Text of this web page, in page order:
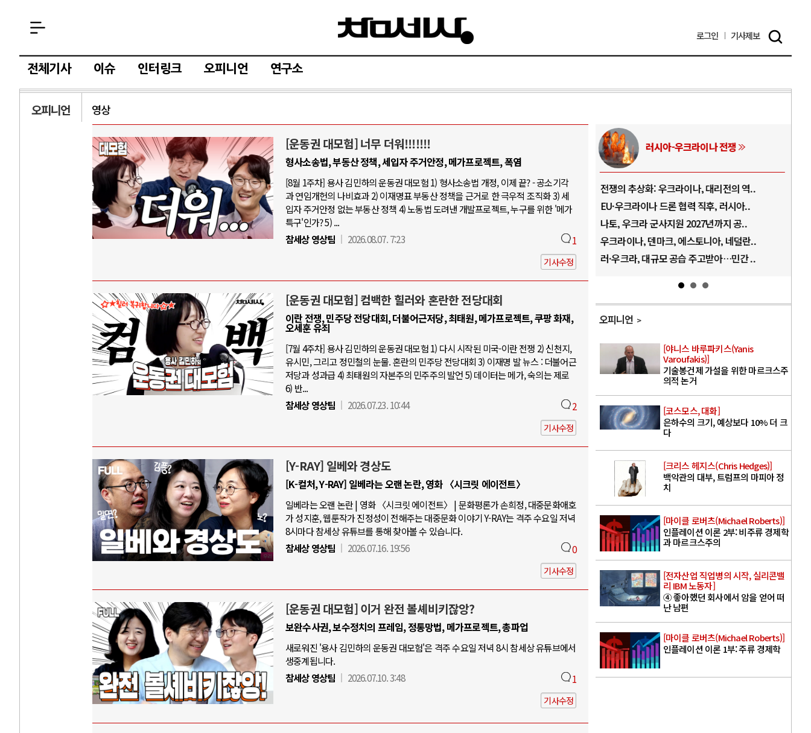
로그인 기사제보
전체기사 이슈 인터링크 오피니언 연구소
오피니언 영상
[운동권 대모험] 너무 더워!!!!!!!
형사소송법, 부동산 정책, 세입자 주거안정, 메가프로젝트, 폭염
[8월 1주차] 용사 김민하의 운동권 대모험 1) 형사소송법 개정, 이제 끝? - 공소기각
과 연임개헌의 나비효과 2) 이재명표 부동산 정책을 근거로 한 극우적 조직화 3) 세
입자 주거안정 없는 부동산 정책 4) 노동법 도려낸 개발프로젝트, 누구를 위한 '메가
특구'인가? 5) ...
참세상 영상팀
2026.08.07. 7:23 1
기사수정
[운동권 대모험] 컴백한 힐러와 혼란한 전당대회
이란 전쟁, 민주당 전당대회, 더불어근저당, 최태원, 메가프로젝트, 쿠팡 화재,
오세훈 유죄
[7월 4주차] 용사 김민하의 운동권 대모험 1) 다시 시작된 미국-이란 전쟁 2) 신천지,
유시민, 그리고 정민철의 눈물. 혼란의 민주당 전당대회 3) 이재명 발 뉴스 : 더불어근
저당과 성과급 4) 최태원의 자본주의 민주주의 발언 5) 데이터는 메가, 숙의는 제로
6) 반...
참세상 영상팀
2026.07.23. 10:44 2
기사수정
[Y-RAY] 일베와 경상도
[K-컬처, Y-RAY] 일베라는 오랜 논란, 영화 〈시크릿 에이전트〉
일베라는 오랜 논란 | 영화 〈시크릿 에이전트〉 | 문화평론가 손희정, 대중문화애호
가 성지훈, 웹툰작가 진정성이 전해주는 대중문화 이야기 Y-RAY는 격주 수요일 저녁
8시마다 참세상 유튜브를 통해 찾아볼 수 있습니다.
참세상 영상팀
2026.07.16. 19:56 0
기사수정
[운동권 대모험] 이거 완전 볼셰비키잖앙?
보완수사권, 보수정치의 프레임, 정통망법, 메가프로젝트, 총파업
새로워진 '용사 김민하의 운동권 대모험'은 격주 수요일 저녁 8시 참세상 유튜브에서
생중계됩니다.
참세상 영상팀
2026.07.10. 3:48 1
기사수정
중국 AI, 저가 공세로 글로벌 토큰 시..
AI 국부펀드 구상 놓고 미국 진보진영 ..
AI의 숨은 환경 비용: 데이터센터 확산..
AI는 어떻게 미국 민주주의를 잠식하고 ..
러시아-우크라이나 전쟁
전쟁의 추상화: 우크라이나, 대리전의 역..
EU·우크라이나 드론 협력 직후, 러시아..
나토, 우크라 군사지원 2027년까지 공..
우크라이나, 덴마크, 에스토니아, 네덜란..
러·우크라, 대규모 공습 주고받아…민간 ..
오피니언
[야니스 바루파키스(Yanis
Varoufakis)]
기술봉건제 가설을 위한 마르크스주
의적 논거
[코스모스, 대화]
은하수의 크기, 예상보다 10% 더 크
다
[크리스 헤지스(Chris Hedges)]
백악관의 대부, 트럼프의 마피아 정
치
[마이클 로버츠(Michael Roberts)]
인플레이션 이론 2부: 비주류 경제학
과 마르크스주의
[전자산업 직업병의 시작, 실리콘밸
리 IBM 노동자]
④ 좋아했던 회사에서 암을 얻어 떠
난 남편
[마이클 로버츠(Michael Roberts)]
인플레이션 이론 1부: 주류 경제학